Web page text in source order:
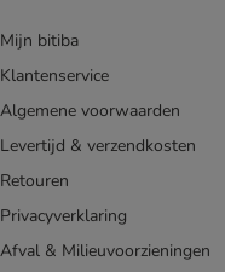
Mijn bitiba
Klantenservice
Algemene voorwaarden
Levertijd & verzendkosten
Retouren
Privacyverklaring
Afval & Milieuvoorzieningen